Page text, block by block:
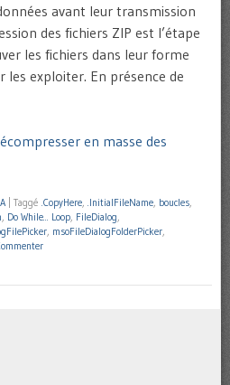
avant leur transmission
des fichiers ZIP est l’étape
les fichiers dans leur forme
les exploiter. En présence de
en masse des
Taggé .CopyHere, .InitialFileName, boucles,
, Do While... Loop, FileDialog,
, msoFileDialogFolderPicker,